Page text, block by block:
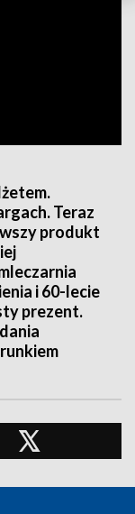
Teraz
produkt
i 60-lecie
prezent.